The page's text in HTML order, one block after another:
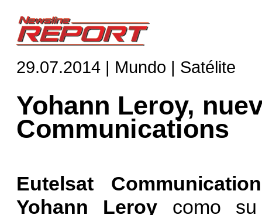
29.07.2014 | Mundo | Satélite
Yohann Leroy,
Communications
Eutelsat
Yohann Leroy como